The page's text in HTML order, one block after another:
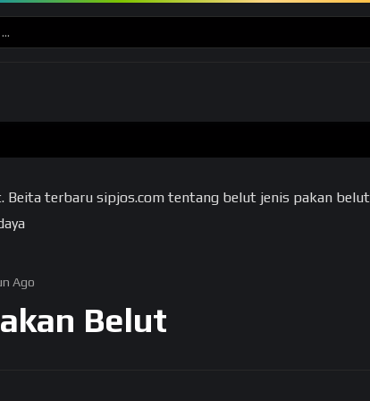
Ago
Belut